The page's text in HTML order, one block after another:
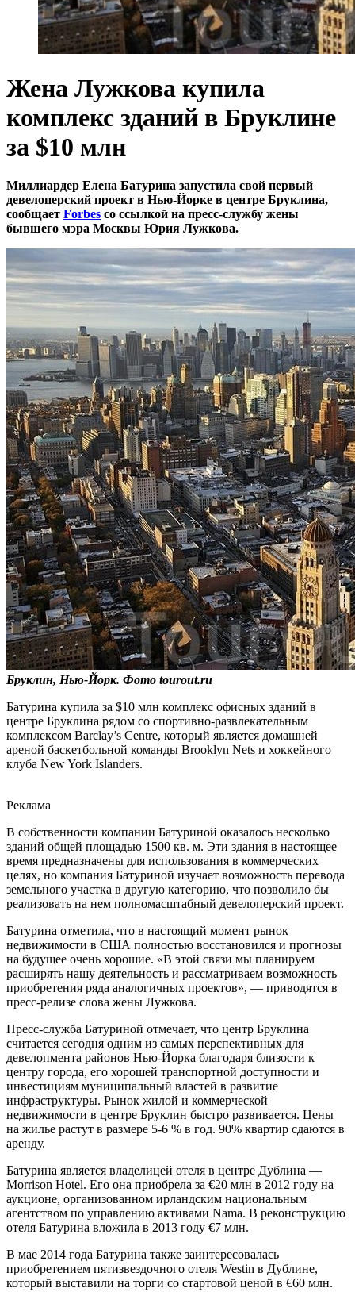
Жена Лужкова купила
комплекс зданий в Бруклине
за $10 млн
Миллиардер Елена Батурина запустила свой первый
девелоперский проект в Нью-Йорке в центре Бруклина,
сообщает Forbes со ссылкой на пресс-службу жены
бывшего мэра Москвы Юрия Лужкова.
Бруклин, Нью-Йорк. Фото tourout.ru
Батурина купила за $10 млн комплекс офисных зданий в
центре Бруклина рядом со спортивно-развлекательным
комплексом Barclay’s Centre, который является домашней
ареной баскетбольной команды Brooklyn Nets и хоккейного
клуба New York Islanders.
Реклама
В собственности компании Батуриной оказалось несколько
зданий общей площадью 1500 кв. м. Эти здания в настоящее
время предназначены для использования в коммерческих
целях, но компания Батуриной изучает возможность перевода
земельного участка в другую категорию, что позволило бы
реализовать на нем полномасштабный девелоперский проект.
Батурина отметила, что в настоящий момент рынок
недвижимости в США полностью восстановился и прогнозы
на будущее очень хорошие. «В этой связи мы планируем
расширять нашу деятельность и рассматриваем возможность
приобретения ряда аналогичных проектов», — приводятся в
пресс-релизе слова жены Лужкова.
Пресс-служба Батуриной отмечает, что центр Бруклина
считается сегодня одним из самых перспективных для
девелопмента районов Нью-Йорка благодаря близости к
центру города, его хорошей транспортной доступности и
инвестициям муниципальный властей в развитие
инфраструктуры. Рынок жилой и коммерческой
недвижимости в центре Бруклин быстро развивается. Цены
на жилье растут в размере 5-6 % в год. 90% квартир сдаются в
аренду.
Батурина является владелицей отеля в центре Дублина —
Morrison Hotel. Его она приобрела за €20 млн в 2012 году на
аукционе, организованном ирландским национальным
агентством по управлению активами Nama. В реконструкцию
отеля Батурина вложила в 2013 году €7 млн.
В мае 2014 года Батурина также заинтересовалась
приобретением пятизвездочного отеля Westin в Дублине,
который выставили на торги со стартовой ценой в €60 млн.